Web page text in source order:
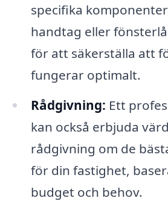
specifika
handtag eller
för att säkerställa att
fungerar optimalt.
Rådgivning: Ett
kan också erbjuda
rådgivning om de
för din fastighet,
budget och behov.